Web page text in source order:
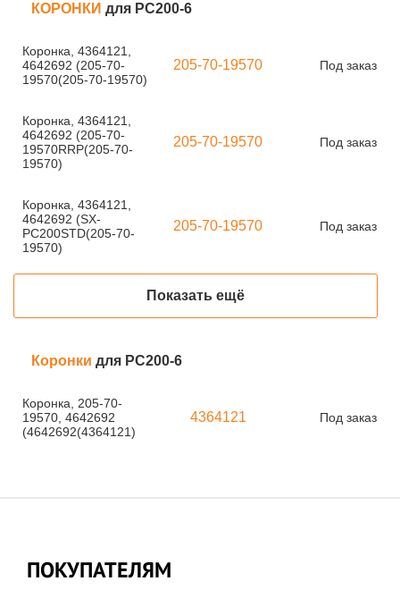
КОРОНКИ для PC200-6
Коронка, 4364121,
4642692 (205-70-
19570(205-70-19570)
205-70-19570 Под заказ
Коронка, 4364121,
4642692 (205-70-
19570RRP(205-70-
19570)
205-70-19570 Под заказ
Коронка, 4364121,
4642692 (SX-
PC200STD(205-70-
19570)
205-70-19570 Под заказ
Показать ещё
Коронки для PC200-6
Коронка, 205-70-
19570, 4642692
(4642692(4364121)
4364121 Под заказ
ПОКУПАТЕЛЯМ